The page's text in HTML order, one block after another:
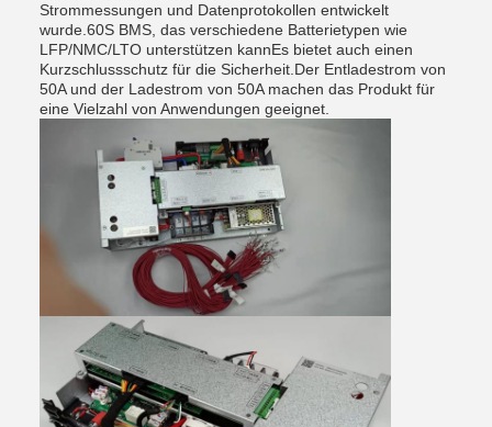
Strommessungen und Datenprotokollen entwickelt
wurde.60S BMS, das verschiedene Batterietypen wie
LFP/NMC/LTO unterstützen kannEs bietet auch einen
Kurzschlussschutz für die Sicherheit.Der Entladestrom von
50A und der Ladestrom von 50A machen das Produkt für
eine Vielzahl von Anwendungen geeignet.